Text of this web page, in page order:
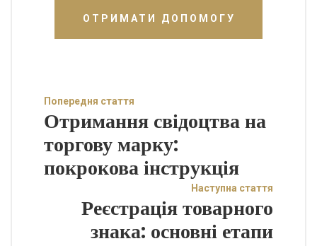
ОТРИМАТИ ДОПОМОГУ
Попередня стаття
Отримання свідоцтва на
торгову марку:
покрокова інструкція
Наступна стаття
Реєстрація товарного
знака: основні етапи